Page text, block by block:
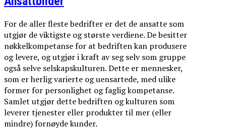
For de aller fleste bedrifter er det de ansatte som
utgjør de viktigste og største verdiene. De besitter
nøkkelkompetanse for at bedriften kan produsere
og levere, og utgjør i kraft av seg selv som gruppe
også selve selskapskulturen. Dette er mennesker,
som er herlig varierte og uensartede, med ulike
former for personlighet og faglig kompetanse.
Samlet utgjør dette bedriften og kulturen som
leverer tjenester eller produkter til mer (eller
mindre) fornøyde kunder.